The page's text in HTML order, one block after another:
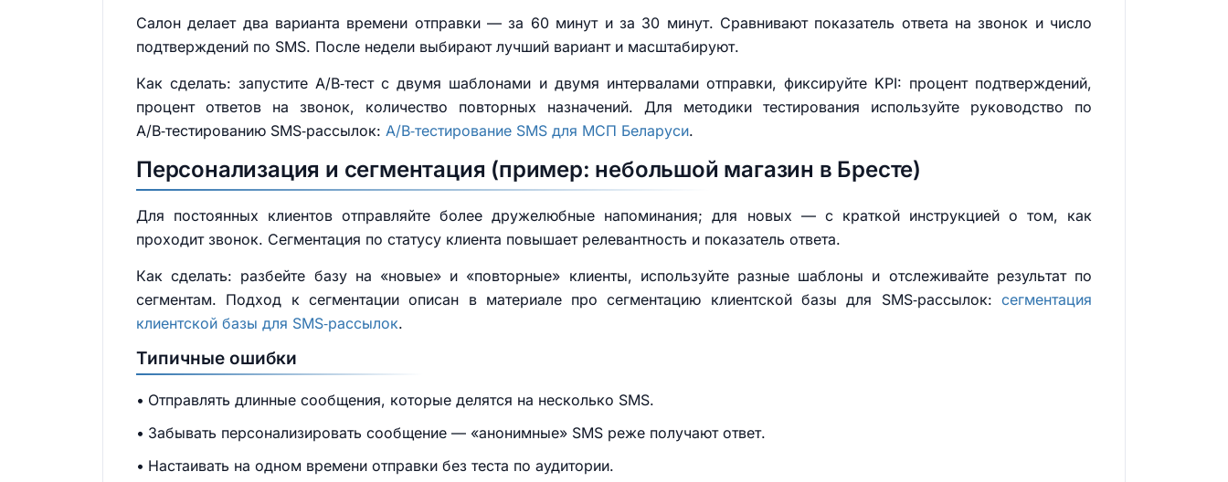
Салон делает два варианта времени отправки — за 60 минут и за 30 минут. Сравнивают показатель ответа на звонок и число
подтверждений по SMS. После недели выбирают лучший вариант и масштабируют.
Как сделать: запустите A/B‑тест с двумя шаблонами и двумя интервалами отправки, фиксируйте KPI: процент подтверждений,
процент ответов на звонок, количество повторных назначений. Для методики тестирования используйте руководство по
A/B‑тестированию SMS‑рассылок: A/B‑тестирование SMS для МСП Беларуси.
Персонализация и сегментация (пример: небольшой магазин в Бресте)
Для постоянных клиентов отправляйте более дружелюбные напоминания; для новых — с краткой инструкцией о том, как
проходит звонок. Сегментация по статусу клиента повышает релевантность и показатель ответа.
Как сделать: разбейте базу на «новые» и «повторные» клиенты, используйте разные шаблоны и отслеживайте результат по
сегментам. Подход к сегментации описан в материале про сегментацию клиентской базы для SMS‑рассылок: сегментация
клиентской базы для SMS‑рассылок.
Типичные ошибки
Отправлять длинные сообщения, которые делятся на несколько SMS.
Забывать персонализировать сообщение — «анонимные» SMS реже получают ответ.
Настаивать на одном времени отправки без теста по аудитории.